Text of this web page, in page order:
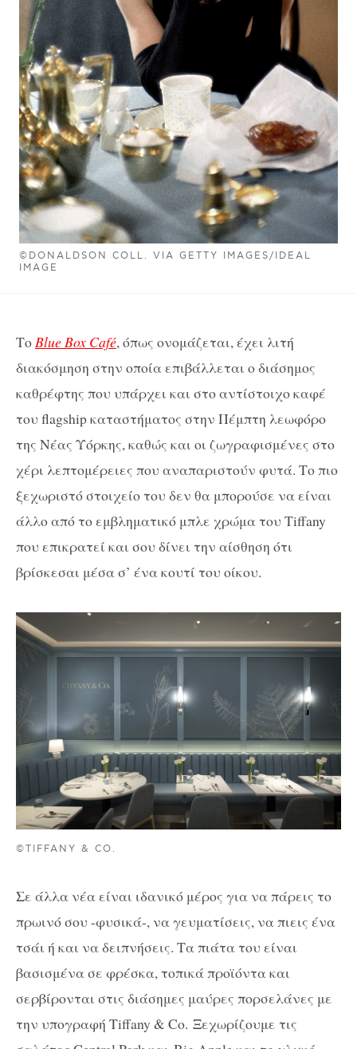
©DONALDSON COLL. VIA GETTY IMAGES/IDEAL
IMAGE
Το Blue Box Café, όπως ονομάζεται, έχει λιτή
διακόσμηση στην οποία επιβάλλεται ο διάσημος
καθρέφτης που υπάρχει και στο αντίστοιχο καφέ
του flagship καταστήματος στην Πέμπτη λεωφόρο
της Νέας Υόρκης, καθώς και οι ζωγραφισμένες στο
χέρι λεπτομέρειες που αναπαριστούν φυτά. Το πιο
ξεχωριστό στοιχείο του δεν θα μπορούσε να είναι
άλλο από το εμβληματικό μπλε χρώμα του Tiffany
που επικρατεί και σου δίνει την αίσθηση ότι
βρίσκεσαι μέσα σ’ ένα κουτί του οίκου.
©TIFFANY & CO.
Σε άλλα νέα είναι ιδανικό μέρος για να πάρεις το
πρωινό σου -φυσικά-, να γευματίσεις, να πιεις ένα
τσάι ή και να δειπνήσεις. Τα πιάτα του είναι
βασισμένα σε φρέσκα, τοπικά προϊόντα και
σερβίρονται στις διάσημες μαύρες πορσελάνες με
την υπογραφή Tiffany & Co. Ξεχωρίζουμε τις